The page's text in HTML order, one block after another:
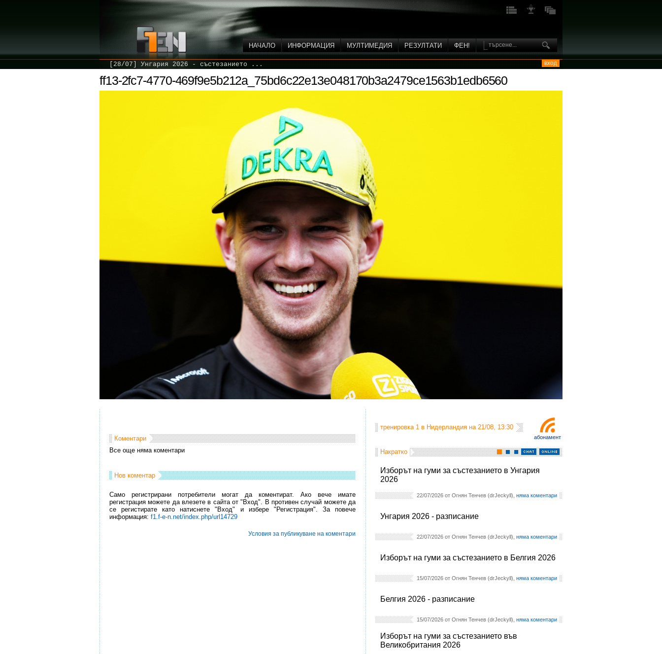
НАЧАЛО ИНФОРМАЦИЯ МУЛТИМЕДИЯ РЕЗУЛТАТИ ФЕН!
[28/07] Унгария 2026 - състезанието ... вход
ff13-2fc7-4770-469f9e5b212a_75bd6c22e13e048170b3a2479ce1563b1edb6560
абонамент
тренировка 1 в Нидерландия на 21/08, 13:30
Накратко
Изборът на гуми за състезанието в Унгария
2026
22/07/2026 от Огнян Тенчев (drJeckyll), няма коментари
Унгария 2026 - разписание
22/07/2026 от Огнян Тенчев (drJeckyll), няма коментари
Изборът на гуми за състезанието в Белгия 2026
15/07/2026 от Огнян Тенчев (drJeckyll), няма коментари
Белгия 2026 - разписание
15/07/2026 от Огнян Тенчев (drJeckyll), няма коментари
Изборът на гуми за състезанието във
Великобритания 2026
Коментари
Все още няма коментари
Нов коментар
Само регистрирани потребители могат да коментират. Ако вече имате
регистрация можете да влезете в сайта от "Вход". В противен случай можете да
се регистирате като натиснете "Вход" и избере "Регистрация". За повече
информация: f1.f-e-n.net/index.php/url14729
Условия за публикуване на коментари